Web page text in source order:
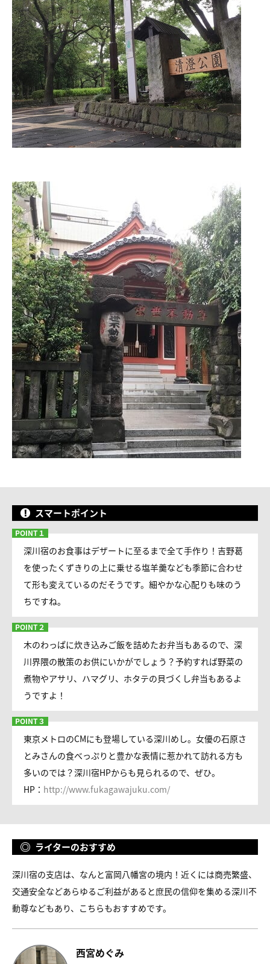
スマートポイント
深川宿のお食事はデザートに至るまで全て手作り！吉野葛
を使ったくずきりの上に乗せる塩羊羹なども季節に合わせ
て形も変えているのだそうです。細やかな心配りも味のう
ちですね。
木のわっぱに炊き込みご飯を詰めたお弁当もあるので、深
川界隈の散策のお供にいかがでしょう？予約すれば野菜の
煮物やアサリ、ハマグリ、ホタテの貝づくし弁当もあるよ
うですよ！
東京メトロのCMにも登場している深川めし。女優の石原さ
とみさんの食べっぷりと豊かな表情に惹かれて訪れる方も
多いのでは？深川宿HPからも見られるので、ぜひ。
HP： http://www.fukagawajuku.com/
ライターのおすすめ
深川宿の支店は、なんと富岡八幡宮の境内！近くには商売繁盛、
交通安全などあらゆるご利益があると庶民の信仰を集める深川不
動尊などもあり、こちらもおすすめです。
西宮めぐみ